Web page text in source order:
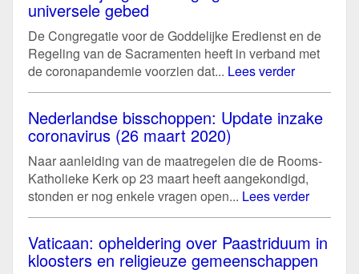
universele gebed
De Congregatie voor de Goddelijke Eredienst en de
Regeling van de Sacramenten heeft in verband met
de coronapandemie voorzien dat... Lees verder
Nederlandse bisschoppen: Update inzake
coronavirus (26 maart 2020)
Naar aanleiding van de maatregelen die de Rooms-
Katholieke Kerk op 23 maart heeft aangekondigd,
stonden er nog enkele vragen open... Lees verder
Vaticaan: opheldering over Paastriduum in
kloosters en religieuze gemeenschappen